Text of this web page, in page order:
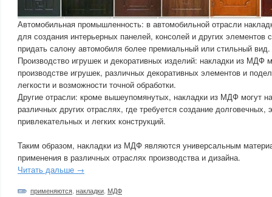
Автомобильная промышленность: в автомобильной отрасли
для создания интерьерных панелей, консолей и других элементов
придать салону автомобиля более премиальный или стильный вид.
Производство игрушек и декоративных изделий: накладки из МДФ
производстве игрушек, различных декоративных элементов и
легкости и возможности точной обработки.
Другие отрасли: кроме вышеупомянутых, накладки из МДФ могут
различных других отраслях, где требуется создание долговечных,
привлекательных и легких конструкций.
Таким образом, накладки из МДФ являются универсальным
применения в различных отраслях производства и дизайна.
Читать дальше →
применяются накладки МДФ